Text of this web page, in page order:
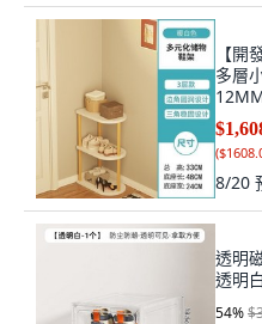
【
多層
(
8/20
透明
透明
54%